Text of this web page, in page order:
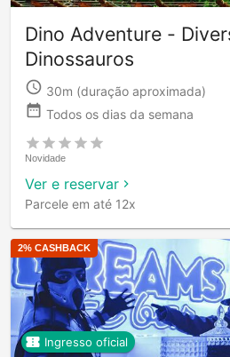
Dino Adventure -
Dinossauros
30m (duração aproximada)
Todos os dias da semana
Novidade
Ver e reservar
Parcele em até 12x
2% CASHBACK
Ingresso oficial